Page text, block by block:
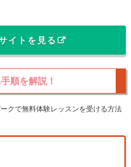
イトを見る
順を解説！
クで無料体験レッスンを受ける方法